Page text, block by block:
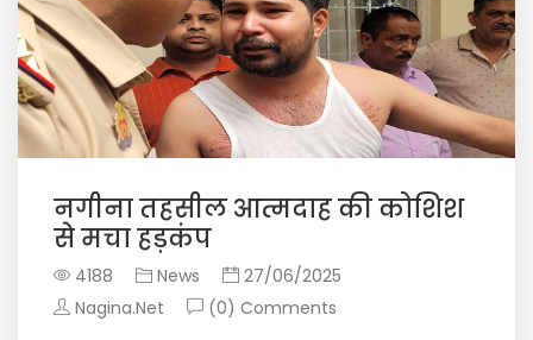
नगीना तहसील आत्मदाह की कोशिश
से मचा हड़कंप
4188 News
27/06/2025
Nagina.Net
(0) Comments